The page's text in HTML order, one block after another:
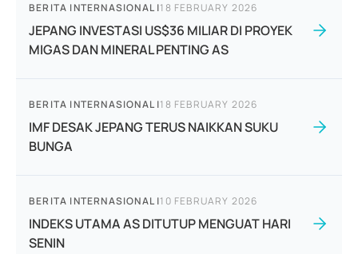
BERITA INTERNASIONAL |18 FEBRUARY 2026
JEPANG INVESTASI US$36 MILIAR DI PROYEK
MIGAS DAN MINERAL PENTING AS
BERITA INTERNASIONAL |18 FEBRUARY 2026
IMF DESAK JEPANG TERUS NAIKKAN SUKU
BUNGA
BERITA INTERNASIONAL |10 FEBRUARY 2026
INDEKS UTAMA AS DITUTUP MENGUAT HARI
SENIN